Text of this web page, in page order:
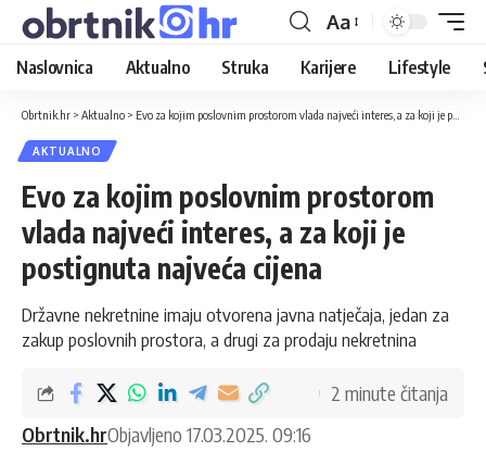
Aa
Naslovnica Aktualno Struka Karijere Lifestyle
Obrtnik.hr > Aktualno > Evo za kojim poslovnim prostorom vlada najveći interes, a za koji je postignuta najveća cijena
AKTUALNO
Evo za kojim poslovnim prostorom
vlada najveći interes, a za koji je
postignuta najveća cijena
Državne nekretnine imaju otvorena javna natječaja, jedan za
zakup poslovnih prostora, a drugi za prodaju nekretnina
Obrtnik.hrObjavljeno 17.03.2025. 09:16
2 minute čitanja